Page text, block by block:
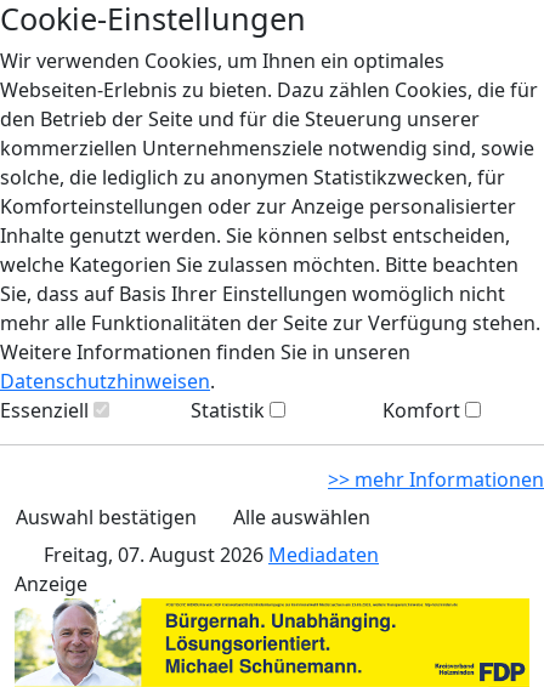
Cookie-Einstellungen
Wir verwenden Cookies, um Ihnen ein optimales
Webseiten-Erlebnis zu bieten. Dazu zählen Cookies, die für
den Betrieb der Seite und für die Steuerung unserer
kommerziellen Unternehmensziele notwendig sind, sowie
solche, die lediglich zu anonymen Statistikzwecken, für
Komforteinstellungen oder zur Anzeige personalisierter
Inhalte genutzt werden. Sie können selbst entscheiden,
welche Kategorien Sie zulassen möchten. Bitte beachten
Sie, dass auf Basis Ihrer Einstellungen womöglich nicht
mehr alle Funktionalitäten der Seite zur Verfügung stehen.
Weitere Informationen finden Sie in unseren
Datenschutzhinweisen.
Essenziell
Statistik Komfort
>> mehr Informationen
Auswahl bestätigen
Alle auswählen
Freitag, 07. August 2026 Mediadaten
Anzeige